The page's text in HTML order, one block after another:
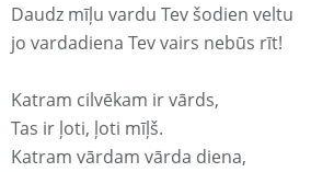
Daudz mīļu vardu Tev šodien veltu
jo vardadiena Tev vairs nebūs rīt!
Katram cilvēkam ir vārds,
Tas ir ļoti, ļoti mīļš.
Katram vārdam vārda diena,